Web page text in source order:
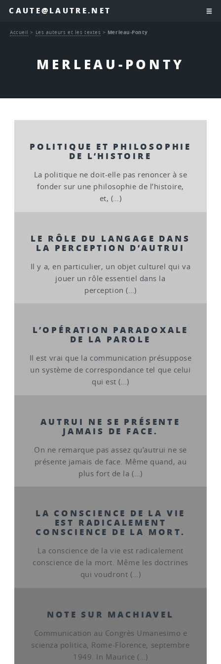
CAUTE@LAUTRE.NET
MERLEAU-PONTY
Accueil > Les auteurs et les textes > Merleau-Ponty
POLITIQUE ET PHILOSOPHIE
DE L’HISTOIRE
La politique ne doit-elle pas renoncer à se
fonder sur une philosophie de l’histoire,
et, (…)
LE RÔLE DU LANGAGE DANS
LA PERCEPTION D’AUTRUI
Il y a, en particulier, un objet culturel qui va
jouer un rôle essentiel dans la
perception (…)
L’OPÉRATION PARADOXALE
DE LA PAROLE
Il est vrai que la communication présuppose
un système de correspondance tel que celui
qui est (…)
AUTRUI NE SE PRÉSENTE
JAMAIS DE FACE.
On ne remarque pas assez qu’autrui ne se
présente jamais de face. Même quand, au
plus fort de la (…)
LA CONSCIENCE DE LA VIE
EST RADICALEMENT
CONSCIENCE DE LA MORT.
La conscience de la vie est radicalement
conscience de la mort. Même les doctrines
qui voudront (…)
NOTE SUR MACHIAVEL
Communication au Congrès Umanesimo e
scienza politica, Rome-Florence, septembre
1949. In Maurice (…)